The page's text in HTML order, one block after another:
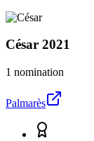
César 2021
1 nomination
Palmarès